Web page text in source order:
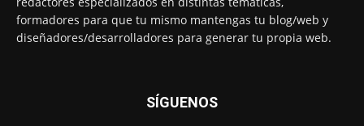
formadores para que tu mismo mantengas tu blog/web y
diseñadores/desarrolladores para generar tu propia web.
SÍGUENOS